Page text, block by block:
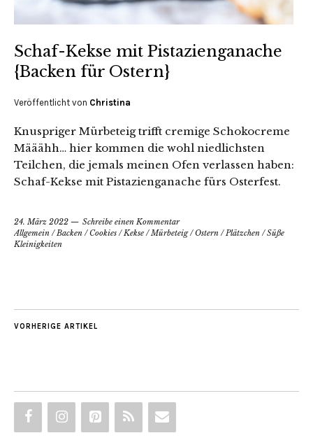
Schaf-Kekse mit Pistazienganache
{Backen für Ostern}
Veröffentlicht von Christina
Knuspriger Mürbeteig trifft cremige Schokocreme
Määähh… hier kommen die wohl niedlichsten
Teilchen, die jemals meinen Ofen verlassen haben:
Schaf-Kekse mit Pistazienganache fürs Osterfest.
24. März 2022
Schreibe einen Kommentar
Allgemein /Backen /Cookies /Kekse /Mürbeteig/Ostern /Plätzchen /Süße
Kleinigkeiten
VORHERIGE ARTIKEL